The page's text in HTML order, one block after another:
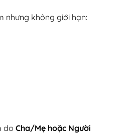
nhưng không giới hạn:
do Cha/Mẹ hoặc Người